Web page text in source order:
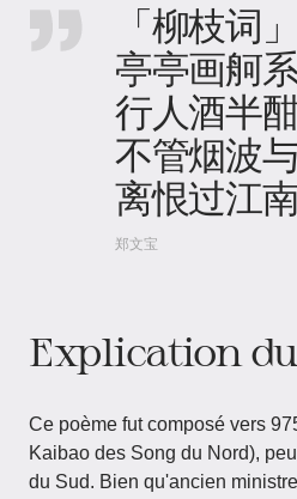
「柳枝词」
亭亭画舸
行人酒半酣
不管烟波
离恨过江南
郑文宝
Explication
Ce poème fut composé vers
Kaibao des Song du Nord),
du Sud. Bien qu'ancien